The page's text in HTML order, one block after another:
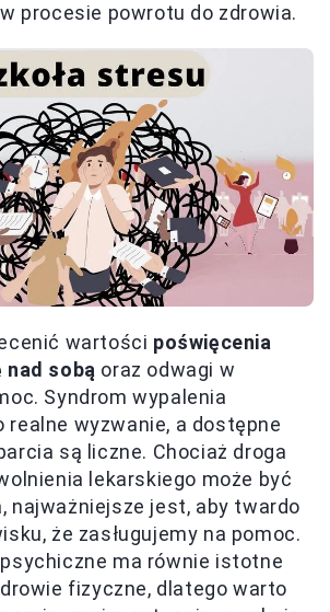
procesie powrotu do zdrowia.
wartości poświęcenia
nad sobą oraz odwagi w
Syndrom wypalenia
realne wyzwanie, a dostępne
są liczne. Chociaż droga
lekarskiego może być
najważniejsze jest, aby twardo
że zasługujemy na pomoc.
ma równie istotne
fizyczne, dlatego warto